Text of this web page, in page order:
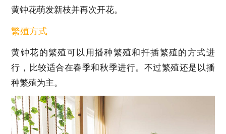
黄钟花萌发新枝并再次开花。
繁殖方式
黄钟花的繁殖可以用播种繁殖和扦插繁殖的方式进
行，比较适合在春季和秋季进行。不过繁殖还是以播
种繁殖为主。